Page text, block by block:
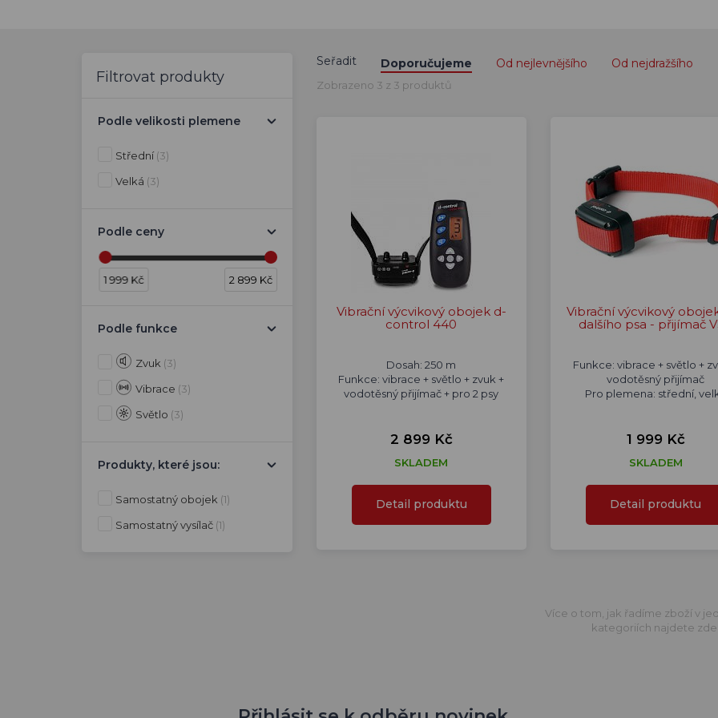
Filtrovat produkty
Podle velikosti plemene
Střední(3)
Velká (3)
Podle ceny
1 999 Kč 2 899 Kč
Podle funkce
Zvuk (3)
Vibrace (3)
Světlo (3)
Produkty, které jsou:
Samostatný obojek (1)
Samostatný vysílač (1)
Seřadit Doporučujeme Od nejlevnějšího Od nejdražšího
Zobrazeno 3 z 3 produktů
Vibrační výcvikový obojek d-
control 440
Dosah: 250 m
Funkce: vibrace + světlo + zvuk +
vodotěsný přijímač + pro 2 psy
2 899 Kč
SKLADEM
Detail produktu
Vibrační výcvikový
dalšího psa - přijímač
Funkce: vibrace + světlo +
vodotěsný přijímač
Pro plemena: střední,
1 999 Kč
SKLADEM
Detail produktu
Více o tom, jak řadíme zboží v
kategoriích najdete